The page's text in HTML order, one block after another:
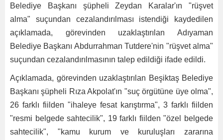
Belediye Başkanı şüpheli Zeydan Karalar'ın "rüşvet
alma" suçundan cezalandırılması istendiği kaydedilen
açıklamada, görevinden uzaklaştırılan Adıyaman
Belediye Başkanı Abdurrahman Tutdere'nin "rüşvet alma"
suçundan cezalandırılmasının talep edildiği ifade edildi.
Açıklamada, görevinden uzaklaştırılan Beşiktaş Belediye
Başkanı şüpheli Rıza Akpolat'ın "suç örgütüne üye olma",
26 farklı fiilden "ihaleye fesat karıştırma", 3 farklı fiilden
"resmi belgede sahtecilik", 19 farklı fiilden "özel belgede
sahtecilik", "kamu kurum ve kuruluşları zararına